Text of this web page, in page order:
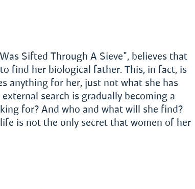
Sifted Through A Sieve", believes that
find her biological father. This, in fact, is
anything for her, just not what she has
search is gradually becoming a
for? And who and what will she find?
is not the only secret that women of her